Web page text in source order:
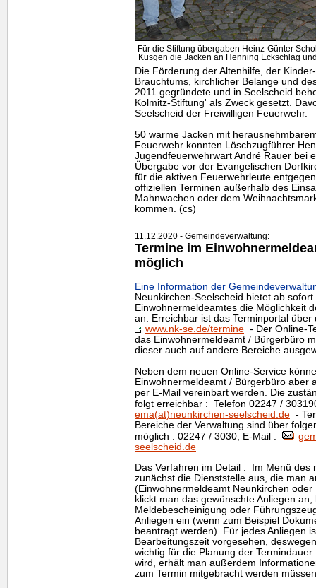
Für die Stiftung übergaben Heinz-Günter
Küsgen die Jacken an Henning Eckschlag
Die Förderung der Altenhilfe, der
Brauchtums, kirchlicher Belange und
2011 gegründete und in Seelscheid
Kolmitz-Stiftung' als Zweck gesetzt.
Seelscheid der Freiwilligen Feuerwehr.
50 warme Jacken mit
Feuerwehr konnten Löschzugführer
Jugendfeuerwehrwart André Rauer bei
Übergabe vor der Evangelischen
für die aktiven Feuerwehrleute
offiziellen Terminen außerhalb des
Mahnwachen oder dem
kommen. (cs)
11.12.2020 - Gemeindeverwaltung:
Termine im
möglich
Eine Information der
Neunkirchen-Seelscheid bietet ab
Einwohnermeldeamtes die Möglichkeit
an. Erreichbar ist das Terminportal
www.nk-se.de/termine - Der Online-
das Einwohnermeldeamt / Bürgerbüro
dieser auch auf andere Bereiche
Neben dem neuen Online-Service
Einwohnermeldeamt / Bürgerbüro aber
per E-Mail vereinbart werden. Die
folgt erreichbar : Telefon 02247 /
ema(at)neunkirchen-seelscheid.de -
Bereiche der Verwaltung sind über
möglich : 02247 / 3030, E-Mail :
seelscheid.de
Das Verfahren im Detail : Im Menü des
zunächst die Dienststelle aus, die man
(Einwohnermeldeamt Neunkirchen
klickt man das gewünschte Anliegen an,
Meldebescheinigung oder
Anliegen ein (wenn zum Beispiel
beantragt werden). Für jedes Anliegen
Bearbeitungszeit vorgesehen,
wichtig für die Planung der
wird, erhält man außerdem
zum Termin mitgebracht werden